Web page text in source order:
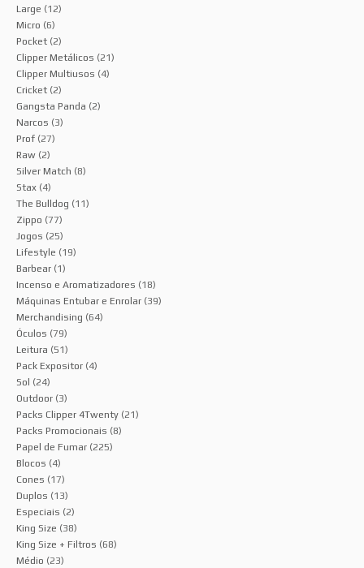
Large (12)
Micro (6)
Pocket (2)
Clipper Metálicos (21)
Clipper Multiusos (4)
Cricket (2)
Gangsta Panda (2)
Narcos (3)
Prof (27)
Raw (2)
Silver Match (8)
Stax (4)
The Bulldog (11)
Zippo (77)
Jogos (25)
Lifestyle (19)
Barbear (1)
Incenso e Aromatizadores (18)
Máquinas Entubar e Enrolar (39)
Merchandising (64)
Óculos (79)
Leitura (51)
Pack Expositor (4)
Sol (24)
Outdoor (3)
Packs Clipper 4Twenty (21)
Packs Promocionais (8)
Papel de Fumar (225)
Blocos (4)
Cones (17)
Duplos (13)
Especiais (2)
King Size (38)
King Size + Filtros (68)
Médio (23)